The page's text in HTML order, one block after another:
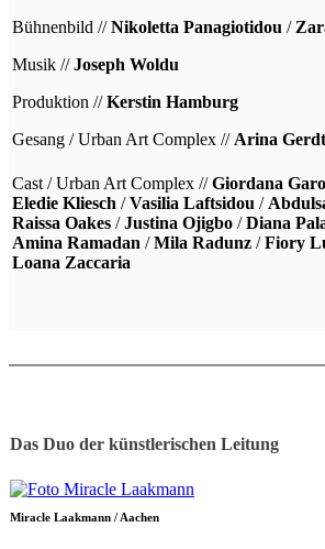
Bühnenbild //Nikoletta Panagiotidou /
Musik //Joseph Woldu
Produktion //Kerstin Hamburg
Gesang / Urban Art Complex // Arina Gerdt
Cast / Urban Art Complex //Giordana
Eledie Kliesch /Vasilia Laftsidou /
Raissa Oakes /Justina Ojigbo /Diana
Amina Ramadan /Mila Radunz /Fiory
Loana Zaccaria
Das Duo der künstlerischen Leitung
Miracle Laakmann / Aachen